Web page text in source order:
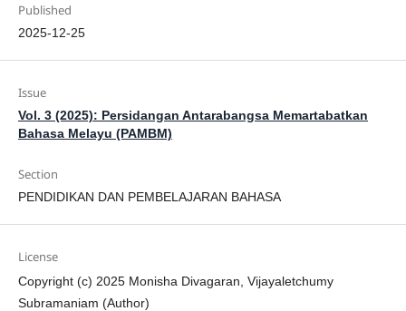
Published
2025-12-25
Issue
Vol. 3 (2025): Persidangan Antarabangsa Memartabatkan
Bahasa Melayu (PAMBM)
Section
PENDIDIKAN DAN PEMBELAJARAN BAHASA
License
Copyright (c) 2025 Monisha Divagaran, Vijayaletchumy
Subramaniam (Author)